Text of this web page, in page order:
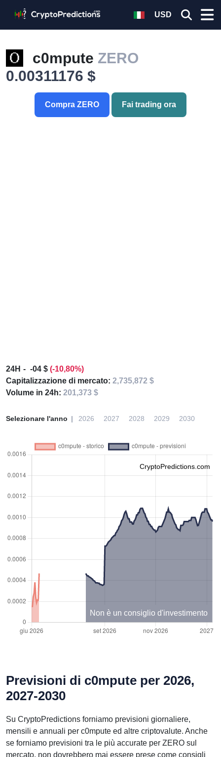
USD
c0mpute ZERO
0.00311176 $
Compra ZERO Fai trading ora
24H -04 $ (-10,80%)
Capitalizzazione di mercato: 2,735,872 $
Volume in 24h: 201,373 $
Selezionare l'anno 2026 2027 2028 2029 2030
CryptoPredictions.com
Non è un consiglio d'investimento
Previsioni di c0mpute per 2026,
2027-2030
Su CryptoPredictions forniamo previsioni giornaliere,
mensili e annuali per c0mpute ed altre criptovalute. Anche
se forniamo previsioni tra le più accurate per ZERO sul
mercato, non dovrebbero mai essere prese come consigli